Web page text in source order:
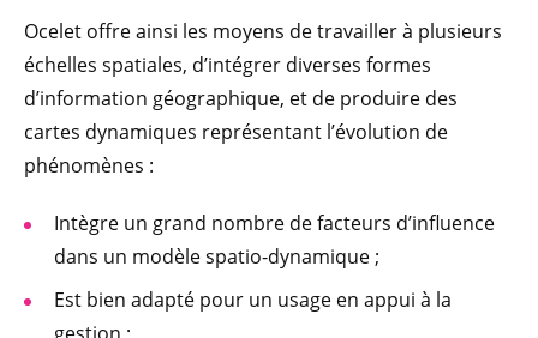
Ocelet offre ainsi les moyens de travailler à plusieurs
échelles spatiales, d’intégrer diverses formes
d’information géographique, et de produire des
cartes dynamiques représentant l’évolution de
phénomènes :
Intègre un grand nombre de facteurs d’influence
dans un modèle spatio-dynamique ;
Est bien adapté pour un usage en appui à la